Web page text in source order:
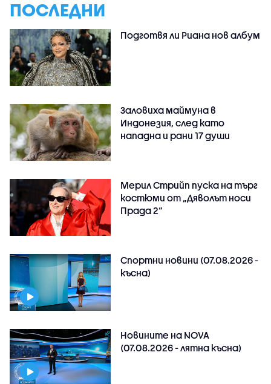
ПОСЛЕДНИ
Подготвя ли Риана нов албум
Заловиха маймуна в
Индонезия, след като
нападна и рани 17 души
Мерил Стрийп пуска на търг
костюми от „Дяволът носи
Прада 2“
Спортни новини (07.08.2026 -
късна)
Новините на NOVA
(07.08.2026 - лятна късна)